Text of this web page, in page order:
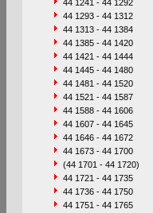
44 1241 - 44 1292
44 1293 - 44 1312
44 1313 - 44 1384
44 1385 - 44 1420
44 1421 - 44 1444
44 1445 - 44 1480
44 1481 - 44 1520
44 1521 - 44 1587
44 1588 - 44 1606
44 1607 - 44 1645
44 1646 - 44 1672
44 1673 - 44 1700
(44 1701 - 44 1720)
44 1721 - 44 1735
44 1736 - 44 1750
44 1751 - 44 1765